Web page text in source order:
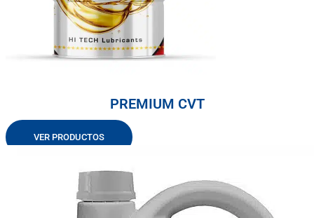
PREMIUM CVT
VER PRODUCTOS